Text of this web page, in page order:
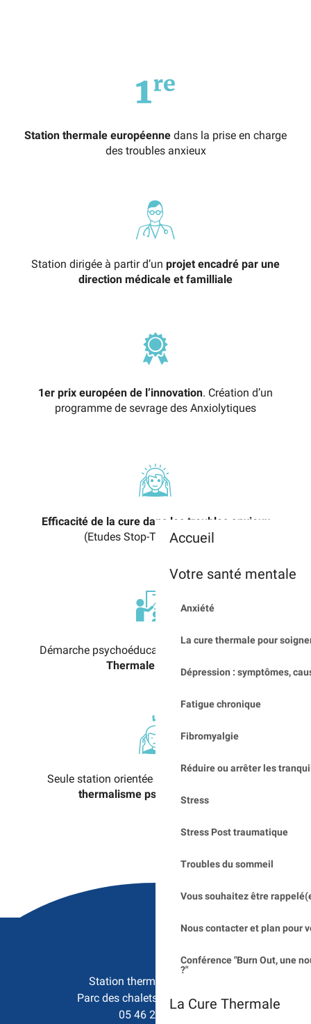
Accueil
Votre santé mentale
Anxiété
La cure thermale pour
Dépression : symptômes,
Fatigue chronique
Fibromyalgie
Réduire ou arrêter les
Stress
Stress Post traumatique
Troubles du sommeil
Vous souhaitez être
Nous contacter et plan pour
Conférence "Burn Out, une
?"
La Cure Thermale
Station thermale européenne dans la prise en charge
des troubles anxieux
Station dirigée à partir d’un projet encadré par une
direction médicale et familliale
1er prix européen de l’innovation. Création d’un
programme de sevrage des Anxiolytiques
Efficacité de la cure dans les troubles anxieux
(Etudes Stop-Tag et SPECTh)
Démarche psychoéducation assurée par
l’Ecole
Thermale du Stress
Seule station orientée
thermalisme psychosomatique
Station thermale de Saujon
Parc des chalets - 17600 Saujon
05 46 23 50 15